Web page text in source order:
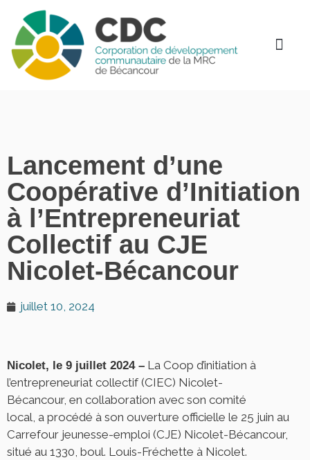
Lancement d’une
Coopérative d’Initiation
à l’Entrepreneuriat
Collectif au CJE
Nicolet-Bécancour
juillet 10, 2024
Nicolet, le 9 juillet 2024 – La Coop d’initiation à
l’entrepreneuriat collectif (CIEC) Nicolet-
Bécancour, en collaboration avec son comité
local, a procédé à son ouverture officielle le 25 juin au
Carrefour jeunesse-emploi (CJE) Nicolet-Bécancour,
situé au 1330, boul. Louis-Fréchette à Nicolet.